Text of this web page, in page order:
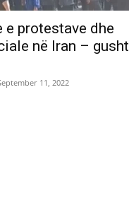
e protestave dhe
në Iran – gusht
11, 2022